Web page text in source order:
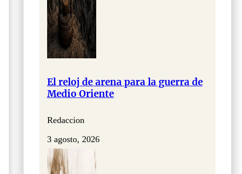
El reloj de arena para la guerra de
Medio Oriente
Redaccion
3 agosto, 2026